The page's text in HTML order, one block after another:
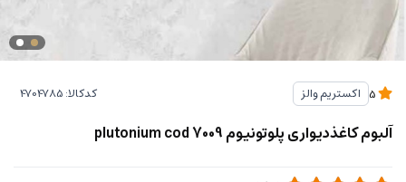
اکستریم والز کدکالا:
آلبوم کاغذدیواری پلوتونیوم plutonium cod 7009